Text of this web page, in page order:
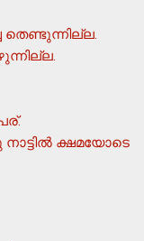
തെണ്ടുന്നില്ല.
ക്ഷമയോടെ